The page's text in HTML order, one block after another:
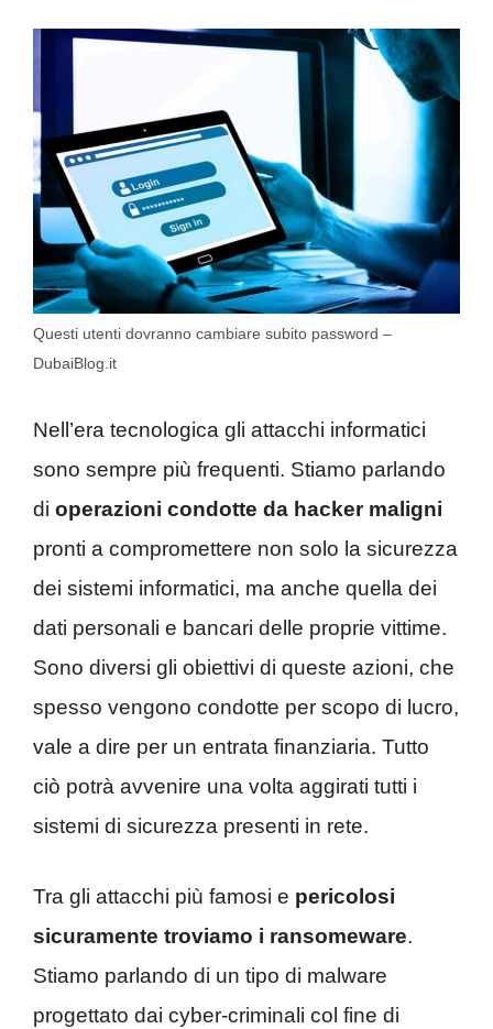
Questi utenti dovranno cambiare subito password –
DubaiBlog.it
Nell’era tecnologica gli attacchi informatici
sono sempre più frequenti. Stiamo parlando
di operazioni condotte da hacker maligni
pronti a compromettere non solo la sicurezza
dei sistemi informatici, ma anche quella dei
dati personali e bancari delle proprie vittime.
Sono diversi gli obiettivi di queste azioni, che
spesso vengono condotte per scopo di lucro,
vale a dire per un entrata finanziaria. Tutto
ciò potrà avvenire una volta aggirati tutti i
sistemi di sicurezza presenti in rete.
Tra gli attacchi più famosi e pericolosi
sicuramente troviamo i ransomeware.
Stiamo parlando di un tipo di malware
progettato dai cyber-criminali col fine di